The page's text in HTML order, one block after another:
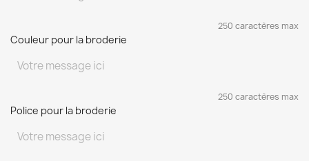
250 caractères max
Couleur pour la broderie
250 caractères max
Police pour la broderie